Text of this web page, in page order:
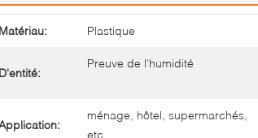
Plastique
Preuve de l'humidité
ménage, hôtel, supermarchés,
etc.